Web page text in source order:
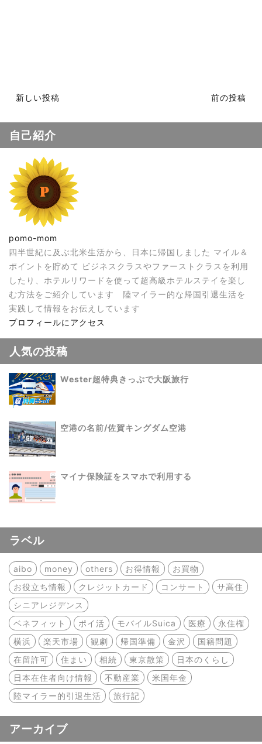
新しい投稿 前の投稿
自己紹介
pomo-mom
四半世紀に及ぶ北米生活から、日本に帰国しました マイル＆
ポイントを貯めて ビジネスクラスやファーストクラスを利用
したり、ホテルリワードを使って超高級ホテルステイを楽し
む方法をご紹介しています 陸マイラー的な帰国引退生活を
実践して情報をお伝えしています
プロフィールにアクセス
人気の投稿
Wester超特典きっぷで大阪旅行
空港の名前/佐賀キングダム空港
マイナ保険証をスマホで利用する
ラベル
aibo money others お得情報
お買物
お役立ち情報
クレジットカード コンサート
サ高住
シニアレジデンス
ベネフィット
ポイ活 モバイルSuica 医療
永住権
横浜
楽天市場 観劇 帰国準備 金沢
国籍問題
在留許可
住まい 相続 東京散策
日本のくらし
日本在住者向け情報
不動産業
米国年金
陸マイラー的引退生活
旅行記
アーカイブ